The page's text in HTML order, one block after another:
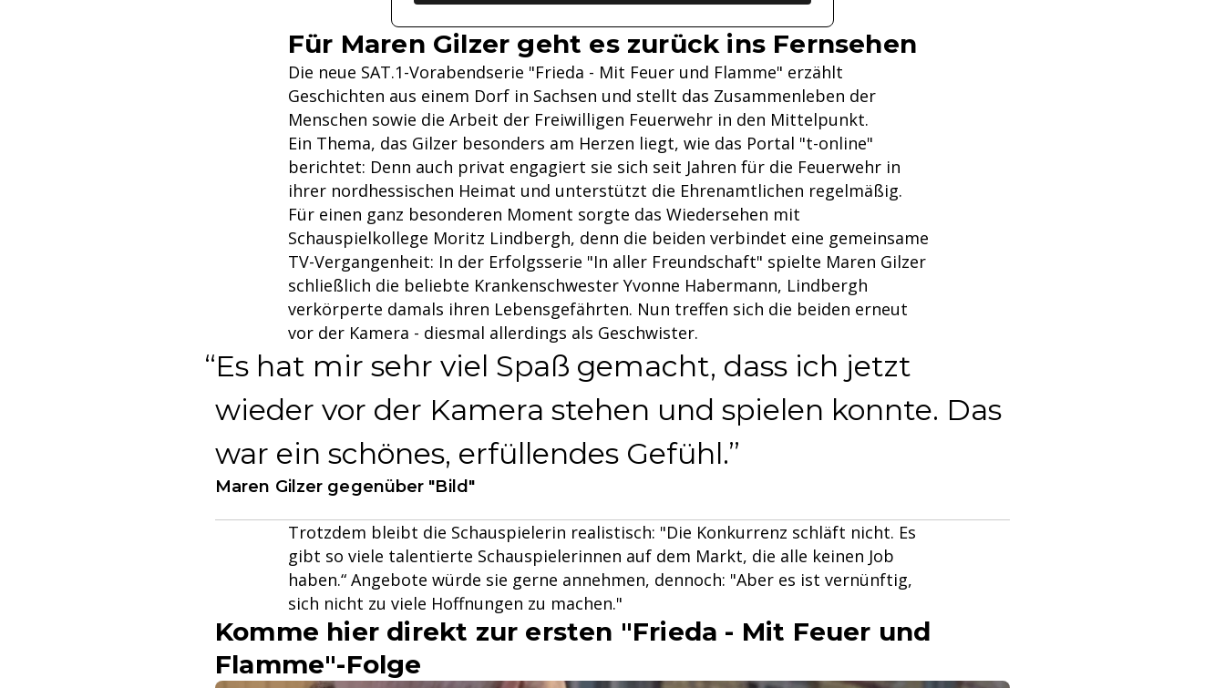
Für Maren Gilzer geht es zurück ins Fernsehen
Die neue SAT.1-Vorabendserie "Frieda - Mit Feuer und Flamme" erzählt
Geschichten aus einem Dorf in Sachsen und stellt das Zusammenleben der
Menschen sowie die Arbeit der Freiwilligen Feuerwehr in den Mittelpunkt.
Ein Thema, das Gilzer besonders am Herzen liegt, wie das Portal "t-online"
berichtet: Denn auch privat engagiert sie sich seit Jahren für die Feuerwehr in
ihrer nordhessischen Heimat und unterstützt die Ehrenamtlichen regelmäßig.
Für einen ganz besonderen Moment sorgte das Wiedersehen mit
Schauspielkollege Moritz Lindbergh, denn die beiden verbindet eine gemeinsame
TV-Vergangenheit: In der Erfolgsserie "In aller Freundschaft" spielte Maren Gilzer
schließlich die beliebte Krankenschwester Yvonne Habermann, Lindbergh
verkörperte damals ihren Lebensgefährten. Nun treffen sich die beiden erneut
vor der Kamera - diesmal allerdings als Geschwister.
Es hat mir sehr viel Spaß gemacht, dass ich jetzt
wieder vor der Kamera stehen und spielen konnte. Das
war ein schönes, erfüllendes Gefühl.
Maren Gilzer gegenüber "Bild"
Trotzdem bleibt die Schauspielerin realistisch: "Die Konkurrenz schläft nicht. Es
gibt so viele talentierte Schauspielerinnen auf dem Markt, die alle keinen Job
haben.“ Angebote würde sie gerne annehmen, dennoch: "Aber es ist vernünftig,
sich nicht zu viele Hoffnungen zu machen."
Komme hier direkt zur ersten "Frieda - Mit Feuer und
Flamme"-Folge